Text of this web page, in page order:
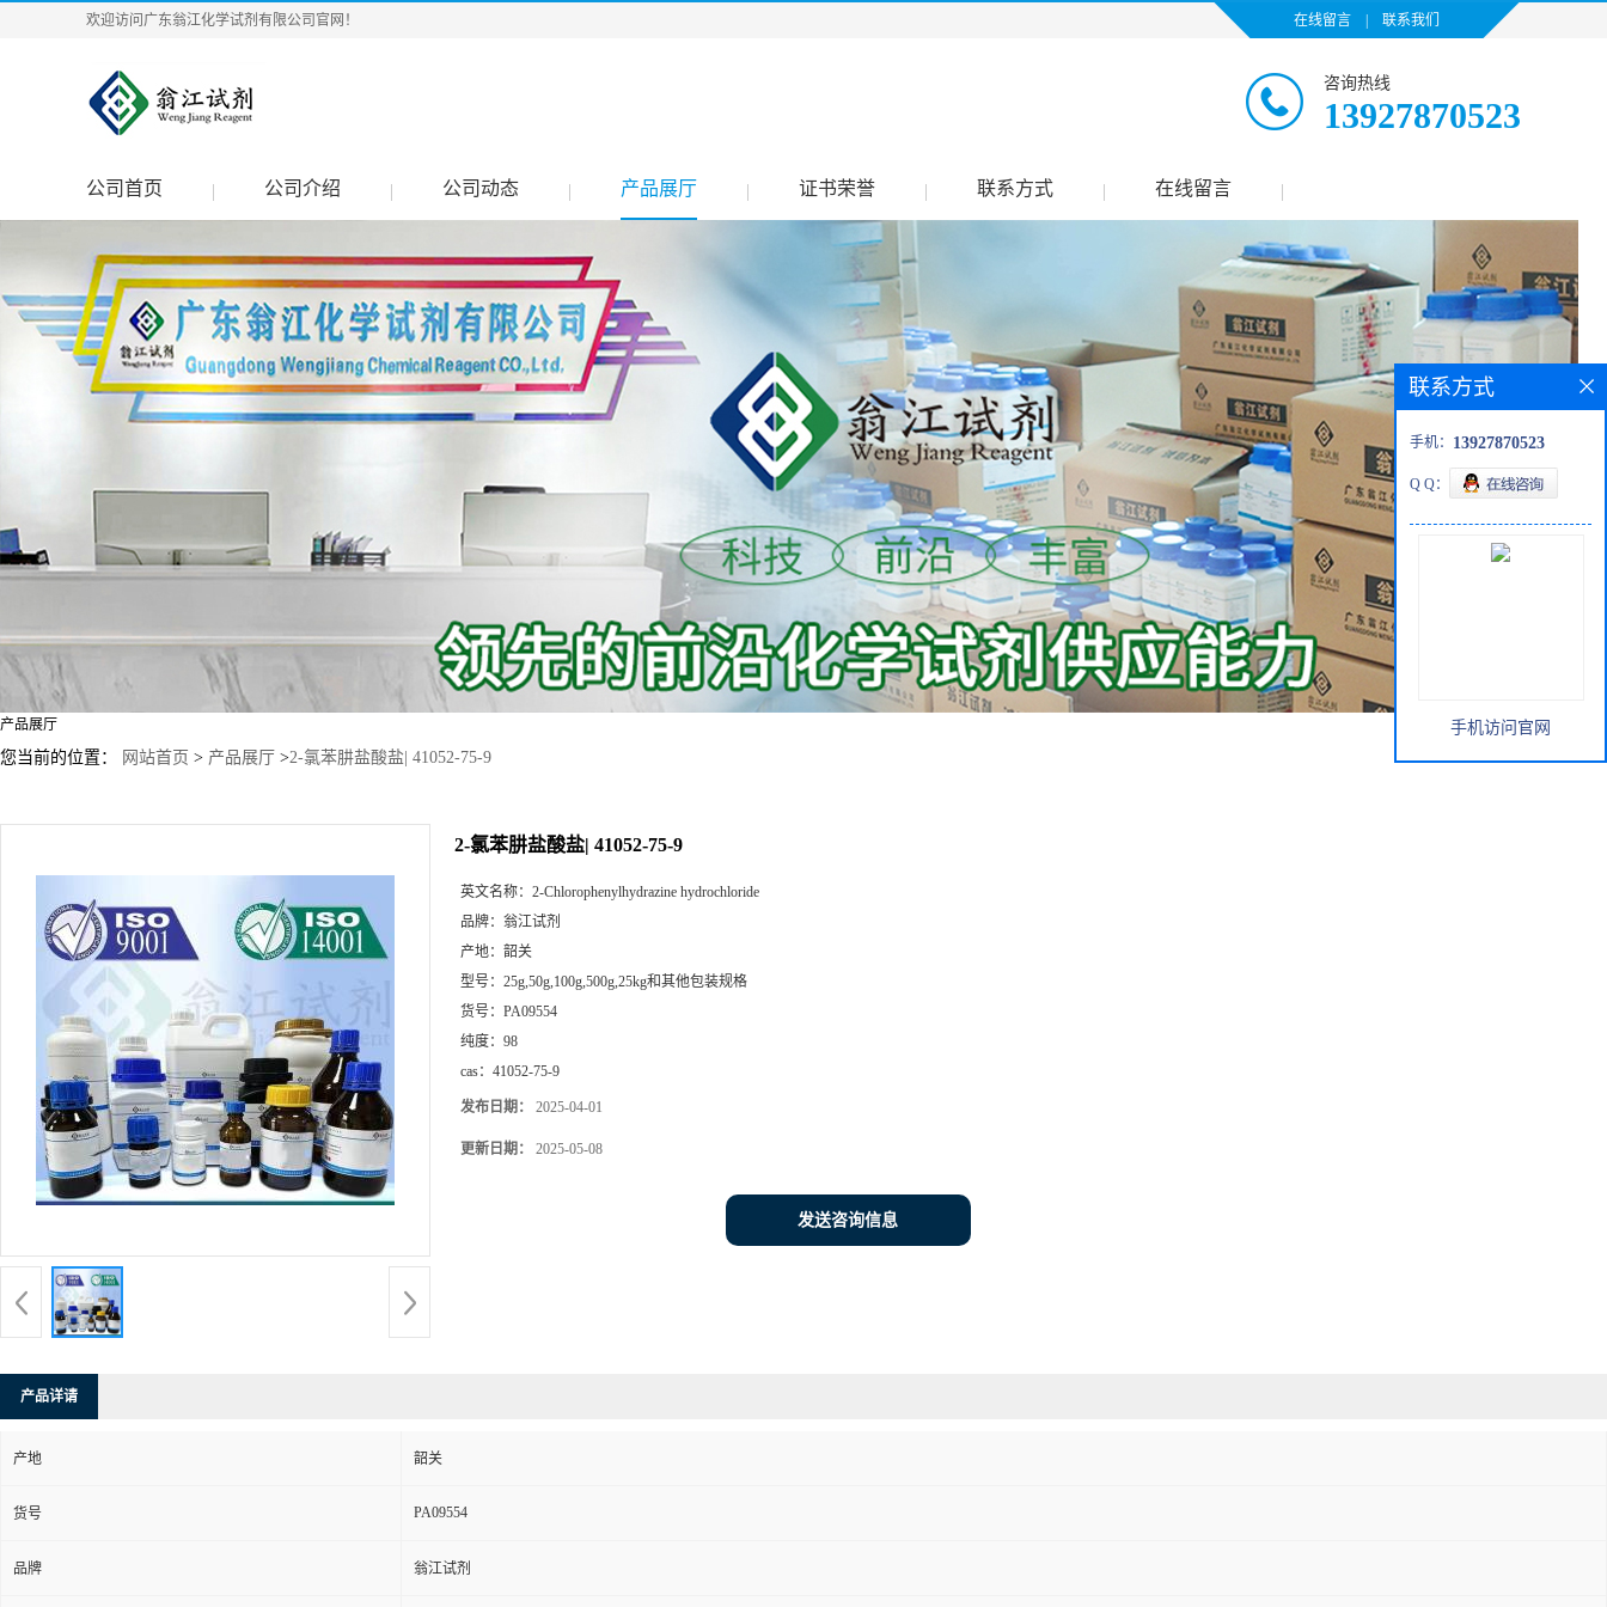
欢迎访问广东翁江化学试剂有限公司官网！ 在线留言 联系我们
咨询热线
13927870523
公司首页 公司介绍 公司动态 产品展厅 证书荣誉 联系方式 在线留言
产品展厅
您当前的位置： 网站首页 > 产品展厅 >2-氯苯肼盐酸盐| 41052-75-9
2-氯苯肼盐酸盐| 41052-75-9
英文名称： 2-Chlorophenylhydrazine hydrochloride
品牌： 翁江试剂
产地： 韶关
型号： 25g,50g,100g,500g,25kg和其他包装规格
货号： PA09554
纯度： 98
cas： 41052-75-9
发布日期： 2025-04-01
更新日期： 2025-05-08
发送咨询信息
产品详请
产地 韶关
货号 PA09554
品牌 翁江试剂
联系方式
手机： 13927870523
Q Q：
手机访问官网